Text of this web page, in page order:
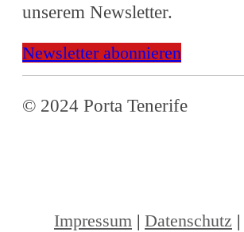
unserem Newsletter.
Newsletter abonnieren
© 2024 Porta Tenerife
Impressum | Datenschutz |